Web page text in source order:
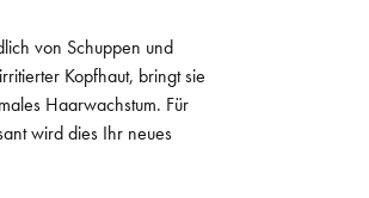
von Schuppen und
Kopfhaut, bringt sie
Haarwachstum. Für
wird dies Ihr neues